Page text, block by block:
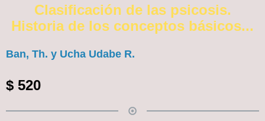
Clasificación de las psicosis.
Historia de los conceptos básicos...
Ban, Th. y Ucha Udabe R.
$ 520